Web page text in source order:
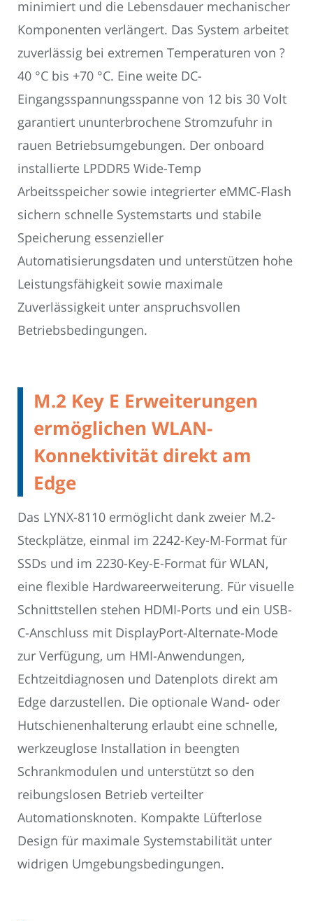
minimiert und die Lebensdauer mechanischer
Komponenten verlängert. Das System arbeitet
zuverlässig bei extremen Temperaturen von ?
40 °C bis +70 °C. Eine weite DC-
Eingangsspannungsspanne von 12 bis 30 Volt
garantiert ununterbrochene Stromzufuhr in
rauen Betriebsumgebungen. Der onboard
installierte LPDDR5 Wide-Temp
Arbeitsspeicher sowie integrierter eMMC-Flash
sichern schnelle Systemstarts und stabile
Speicherung essenzieller
Automatisierungsdaten und unterstützen hohe
Leistungsfähigkeit sowie maximale
Zuverlässigkeit unter anspruchsvollen
Betriebsbedingungen.
M.2 Key E Erweiterungen
ermöglichen WLAN-
Konnektivität direkt am
Edge
Das LYNX-8110 ermöglicht dank zweier M.2-
Steckplätze, einmal im 2242-Key-M-Format für
SSDs und im 2230-Key-E-Format für WLAN,
eine flexible Hardwareerweiterung. Für visuelle
Schnittstellen stehen HDMI-Ports und ein USB-
C-Anschluss mit DisplayPort-Alternate-Mode
zur Verfügung, um HMI-Anwendungen,
Echtzeitdiagnosen und Datenplots direkt am
Edge darzustellen. Die optionale Wand- oder
Hutschienenhalterung erlaubt eine schnelle,
werkzeuglose Installation in beengten
Schrankmodulen und unterstützt so den
reibungslosen Betrieb verteilter
Automationsknoten. Kompakte Lüfterlose
Design für maximale Systemstabilität unter
widrigen Umgebungsbedingungen.